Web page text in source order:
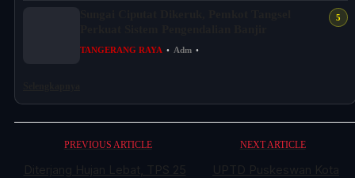
TANGERANG RAYA • Adm •
PREVIOUS ARTICLE
Diterjang Hujan Lebat, TPS 25
NEXT ARTICLE
UPTD Puskeswan Kota